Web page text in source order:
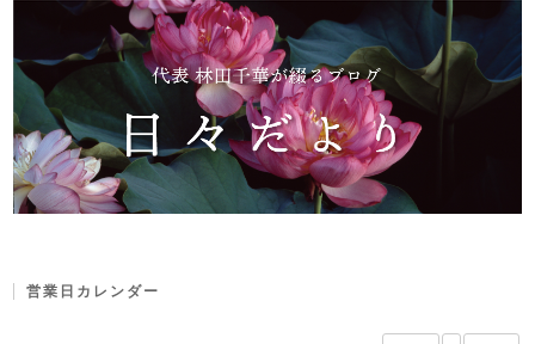
営業日カレンダー